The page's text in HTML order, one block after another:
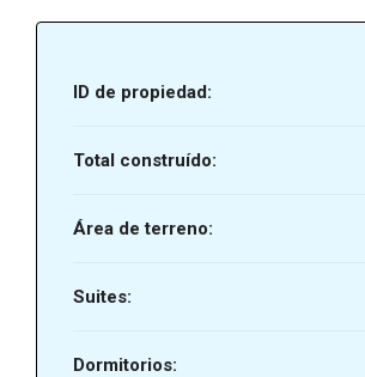
ID de propiedad:
Total construído:
Área de terreno:
Suites:
Dormitorios: